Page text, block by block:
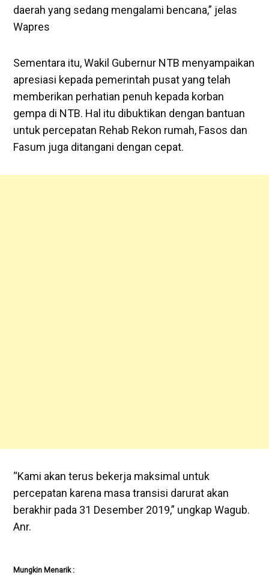
daerah yang sedang mengalami bencana,” jelas
Wapres
Sementara itu, Wakil Gubernur NTB menyampaikan
apresiasi kepada pemerintah pusat yang telah
memberikan perhatian penuh kepada korban
gempa di NTB. Hal itu dibuktikan dengan bantuan
untuk percepatan Rehab Rekon rumah, Fasos dan
Fasum juga ditangani dengan cepat.
“Kami akan terus bekerja maksimal untuk
percepatan karena masa transisi darurat akan
berakhir pada 31 Desember 2019,” ungkap Wagub.
Anr.
Mungkin Menarik :